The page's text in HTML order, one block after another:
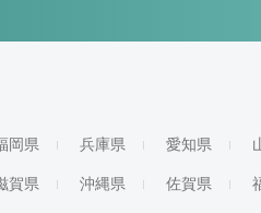
岡県 兵庫県 愛知県
賀県 沖縄県 佐賀県